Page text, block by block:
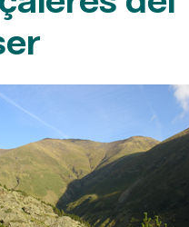
Autor: Generalitat de